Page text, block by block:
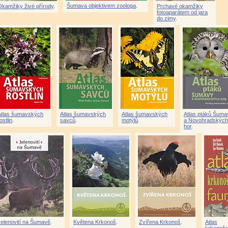
živé přírody. Šumava objektivem zoologa
Prchavé okamžiky
fotoaparátem od jara
do zimy.
šumavských
Atlas šumavských
savců
Atlas šumavských
motýlů
Atlas ptáků
a Novohradských
hor.
na Šumavě Květena Krkonoš Zvířena Krkonoš
Atlas